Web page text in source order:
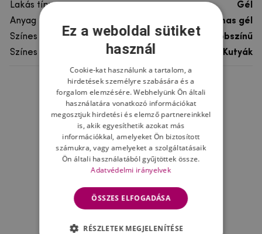
Lakás típusa
Gél
Anyag
rugalmas gél
Színes
többszínű
Színes motívum
Kutyák
Ne felejtsd el
Ez a weboldal sütiket
használ
Cookie-kat használunk a tartalom, a
hirdetések személyre szabására és a
forgalom elemzésére. Webhelyünk Ön általi
használatára vonatkozó információkat
megosztjuk hirdetési és elemző partnereinkkel
is, akik egyesíthetik azokat más
információkkal, amelyeket Ön biztosított
számukra, vagy amelyeket a szolgáltatásaik
Ön általi használatából gyűjtöttek össze.
Adatvédelmi irányelvek
ÖSSZES ELFOGADÁSA
RÉSZLETEK MEGJELENÍTÉSE